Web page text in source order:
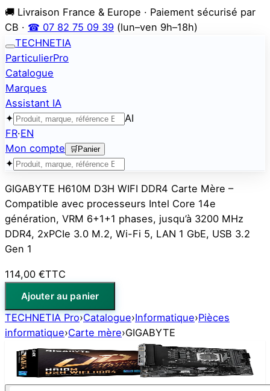
🚚 Livraison France & Europe · Paiement sécurisé par
CB · ☎ 07 82 75 09 39 (lun–ven 9h–18h)
TECHNETIA
ParticulierPro
Catalogue
Marques
Assistant IA
✦
AI
FR·EN
Mon compte
🛒 Panier
✦
GIGABYTE H610M D3H WIFI DDR4 Carte Mère –
Compatible avec processeurs Intel Core 14e
génération, VRM 6+1+1 phases, jusqu’à 3200 MHz
DDR4, 2xPCIe 3.0 M.2, Wi-Fi 5, LAN 1 GbE, USB 3.2
Gen 1
114,00 €TTC
Ajouter au panier
TECHNETIA Pro›Catalogue›Informatique›Pièces
informatique›Carte mère›GIGABYTE